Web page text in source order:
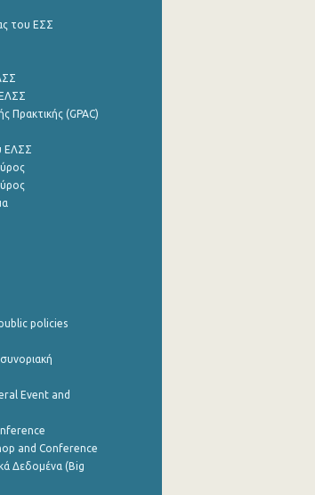
του ΕΣΣ
Πρακτικής (GPAC)
ΕΛΣΣ
policies
Event and
and Conference
Δεδομένα (Big